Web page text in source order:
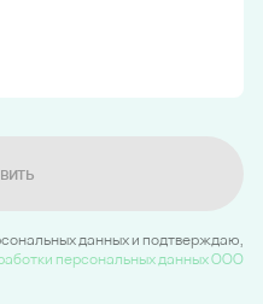
данных и подтверждаю,
персональных данных ООО